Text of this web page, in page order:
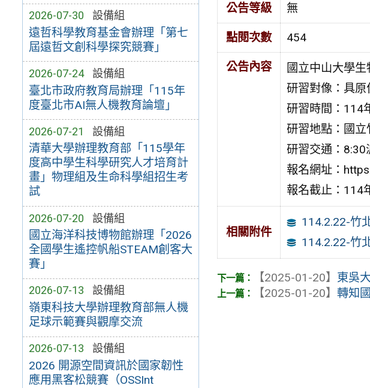
2026-07-30 設備組
遠哲科學教育基金會辦理「第七
屆遠哲文創科學探究競賽」
2026-07-24 設備組
臺北市政府教育局辦理「115年
度臺北市AI無人機教育論壇」
2026-07-21 設備組
清華大學辦理教育部「115學年
度高中學生科學研究人才培育計
畫」物理組及生命科學組招生考
試
2026-07-20 設備組
國立海洋科技博物館辦理「2026
全國學生遙控帆船STEAM創客大
賽」
2026-07-13 設備組
嶺東科技大學辦理教育部無人機
足球示範賽與觀摩交流
2026-07-13 設備組
2026 開源空間資訊於國家韌性
應用黑客松競賽（OSSInt
公告等級 無
點閱次數 454
公告內容
國立中山大學
研習對像：具
研習時間：114
研習地點：國
研習交通：8:30
報名網址：
報名截止：114
相關附件
114.2.22-竹
114.2.22-竹
【2025-01-20】 東吳
【2025-01-20】轉知